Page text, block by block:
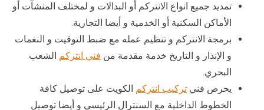
تمديد جميع انواع الانتركم أو البدالات و لمختلف المنشآت أو
الأماكن السكنية أو الخدمية و أيضا التجارية.
برمجة الانتركم و تنظيم عمله مع ضبط التوقيت و النغمات
و الإنذار و التاريخ خدمة مقدمة من فني انتركم الشعب
البحري.
يحرص فني تركيب انتركم الكويت على توصيل كافة
الخطوط الداخلية مع السنترال الرئيسي و أيضا توصيل